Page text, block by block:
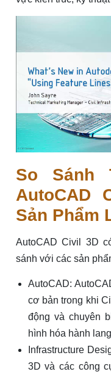
So Sánh
AutoCAD
Sản Phẩm
AutoCAD Civil 3D
sánh với các sản
AutoCAD:
cơ bản trong khi
động và chuyên
hình hóa hành
Infrastructure
3D và các công